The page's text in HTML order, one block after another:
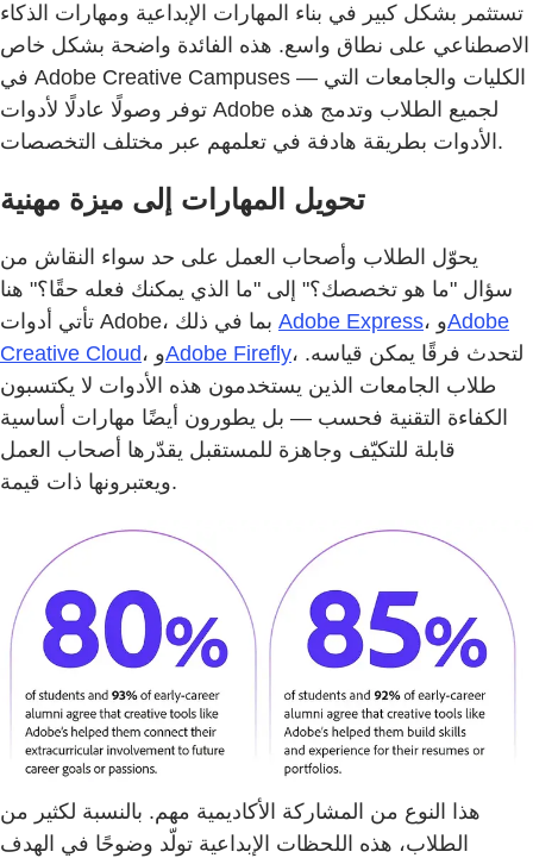
تستثمر بشكل كبير في بناء المهارات الإبداعية ومهارات الذكاء
الاصطناعي على نطاق واسع. هذه الفائدة واضحة بشكل خاص
في Adobe Creative Campuses — الكليات والجامعات التي
توفر وصولًا عادلًا لأدوات Adobe لجميع الطلاب وتدمج هذه
الأدوات بطريقة هادفة في تعلمهم عبر مختلف التخصصات.
تحويل المهارات إلى ميزة مهنية
يحوّل الطلاب وأصحاب العمل على حد سواء النقاش من
سؤال "ما هو تخصصك؟" إلى "ما الذي يمكنك فعله حقًا؟" هنا
Adobe Express ، وAdobe
Creative Cloud
، وAdobe Firefly، لتحدث فرقًا يمكن قياسه.
طلاب الجامعات الذين يستخدمون هذه الأدوات لا يكتسبون
الكفاءة التقنية فحسب — بل يطورون أيضًا مهارات أساسية
قابلة للتكيّف وجاهزة للمستقبل يقدّرها أصحاب العمل
ويعتبرونها ذات قيمة.
هذا النوع من المشاركة الأكاديمية مهم. بالنسبة لكثير من
الطلاب، هذه اللحظات الإبداعية تولّد وضوحًا في الهدف